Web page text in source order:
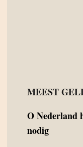
MEEST
ONederland
nodig